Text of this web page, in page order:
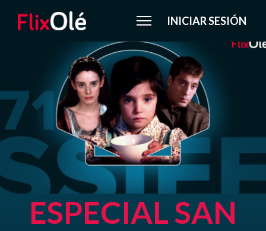
INICIAR SESIÓN
ESPECIAL SAN